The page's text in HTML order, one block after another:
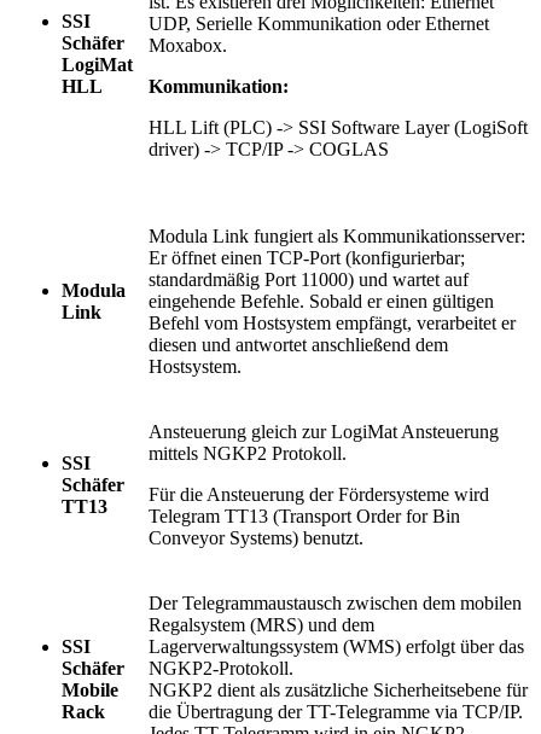
SSI
Schäfer
LogiMat
HLL
UDP, Serielle Kommunikation oder Ethernet
Moxabox.
Kommunikation:
HLL Lift (PLC) -> SSI Software Layer (LogiSoft
driver) -> TCP/IP -> COGLAS
Modula
Link
Modula Link fungiert als Kommunikationsserver:
Er öffnet einen TCP-Port (konfigurierbar;
standardmäßig Port 11000) und wartet auf
eingehende Befehle. Sobald er einen gültigen
Befehl vom Hostsystem empfängt, verarbeitet er
diesen und antwortet anschließend dem
Hostsystem.
SSI
Schäfer
TT13
Ansteuerung gleich zur LogiMat Ansteuerung
mittels NGKP2 Protokoll.
Für die Ansteuerung der Fördersysteme wird
Telegram TT13 (Transport Order for Bin
Conveyor Systems) benutzt.
SSI
Schäfer
Mobile
Rack
Der Telegrammaustausch zwischen dem mobilen
Regalsystem (MRS) und dem
Lagerverwaltungssystem (WMS) erfolgt über das
NGKP2-Protokoll.
NGKP2 dient als zusätzliche Sicherheitsebene für
die Übertragung der TT-Telegramme via TCP/IP.